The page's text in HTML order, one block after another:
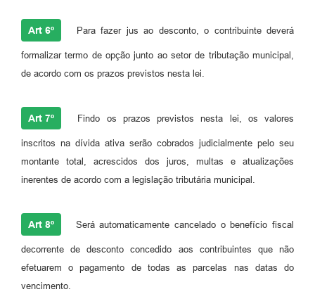
Art 6º Para fazer jus ao desconto, o contribuinte deverá
formalizar termo de opção junto ao setor de tributação municipal,
de acordo com os prazos previstos nesta lei.
Art 7º Findo os prazos previstos nesta lei, os valores
inscritos na dívida ativa serão cobrados judicialmente pelo seu
montante total, acrescidos dos juros, multas e atualizações
inerentes de acordo com a legislação tributária municipal.
Art 8º Será automaticamente cancelado o benefício fiscal
decorrente de desconto concedido aos contribuintes que não
efetuarem o pagamento de todas as parcelas nas datas do
vencimento.